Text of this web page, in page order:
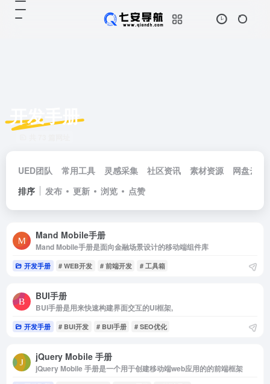
开发手册
UED团队 常用工具 灵感采集 社区资讯 素材资源
网盘云储
排序
发布 更新 浏览 点赞
Mand Mobile手册
Mand Mobile手册是面向金融场景设计的移动端组件库
开发手册 # WEB开发 # 前端开发 # 工具箱
BUI手册
BUI手册是用来快速构建界面交互的UI框架,
开发手册 # BUI开发 # BUI手册 # SEO优化
jQuery Mobile 手册
jQuery Mobile 手册是一个用于创建移动端web应用的的前端框架